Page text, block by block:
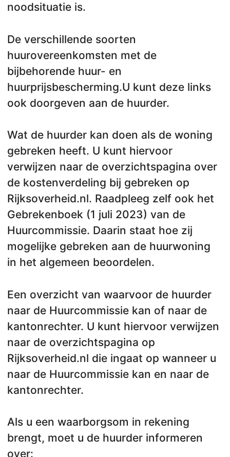
noodsituatie is.
De verschillende soorten
huurovereenkomsten met de
bijbehorende huur- en
huurprijsbescherming.U kunt deze links
ook doorgeven aan de huurder.
Wat de huurder kan doen als de woning
gebreken heeft. U kunt hiervoor
verwijzen naar de overzichtspagina over
de kostenverdeling bij gebreken op
Rijksoverheid.nl. Raadpleeg zelf ook het
Gebrekenboek (1 juli 2023) van de
Huurcommissie. Daarin staat hoe zij
mogelijke gebreken aan de huurwoning
in het algemeen beoordelen.
Een overzicht van waarvoor de huurder
naar de Huurcommissie kan of naar de
kantonrechter. U kunt hiervoor verwijzen
naar de overzichtspagina op
Rijksoverheid.nl die ingaat op wanneer u
naar de Huurcommissie kan en naar de
kantonrechter.
Als u een waarborgsom in rekening
brengt, moet u de huurder informeren
over: